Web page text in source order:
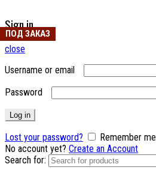
Sign in
close
Username or email
Password
Log in
Lost your password?
Remember me
No account yet? Create an Account
Search for:
ПОД ЗАКАЗ